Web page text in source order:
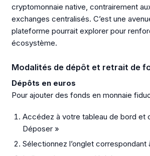
cryptomonnaie native, contrairement
exchanges centralisés. C’est une
plateforme pourrait explorer pour
écosystème.
Modalités de dépôt et retrait de
Dépôts en euros
Pour ajouter des fonds en monnaie
Accédez à votre tableau de bord et
Déposer »
Sélectionnez l’onglet correspondant